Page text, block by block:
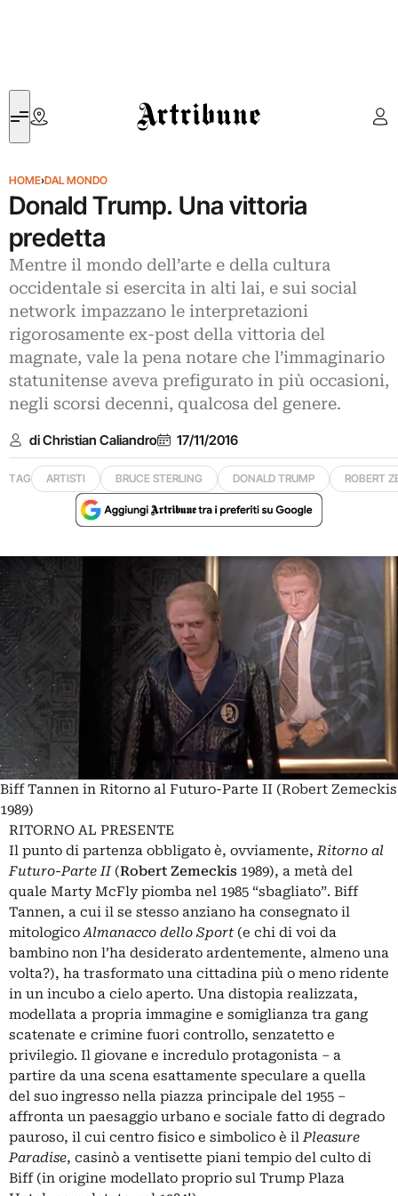
Artribune
HOME›DAL MONDO
Donald Trump. Una vittoria
predetta
Mentre il mondo dell’arte e della cultura
occidentale si esercita in alti lai, e sui social
network impazzano le interpretazioni
rigorosamente ex-post della vittoria del
magnate, vale la pena notare che l’immaginario
statunitense aveva prefigurato in più occasioni,
negli scorsi decenni, qualcosa del genere.
di Christian Caliandro 17/11/2016
TAG ARTISTI BRUCE STERLING DONALD TRUMP ROBERT
Biff Tannen in Ritorno al Futuro-Parte II (Robert Zemeckis
1989)
RITORNO AL PRESENTE
Il punto di partenza obbligato è, ovviamente,Ritorno al
Futuro-Parte II (Robert Zemeckis 1989), a metà del
quale Marty McFly piomba nel 1985 “sbagliato”. Biff
Tannen, a cui il se stesso anziano ha consegnato il
mitologicoAlmanacco dello Sport (e chi di voi da
bambino non l’ha desiderato ardentemente, almeno una
volta?), ha trasformato una cittadina più o meno ridente
in un incubo a cielo aperto. Una distopia realizzata,
modellata a propria immagine e somiglianza tra gang
scatenate e crimine fuori controllo, senzatetto e
privilegio. Il giovane e incredulo protagonista – a
partire da una scena esattamente speculare a quella
del suo ingresso nella piazza principale del 1955 –
affronta un paesaggio urbano e sociale fatto di degrado
pauroso, il cui centro fisico e simbolico è ilPleasure
Paradise, casinò a ventisette piani tempio del culto di
Biff (in origine modellato proprio sul Trump Plaza